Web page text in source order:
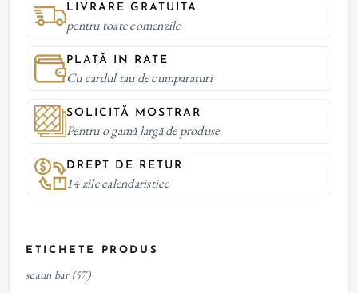
LIVRARE GRATUITA
pentru toate comenzile
PLATĂ IN RATE
Cu cardul tau de cumparaturi
SOLICITĂ MOSTRAR
Pentru o gamă largă de produse
DREPT DE RETUR
14 zile calendaristice
ETICHETE PRODUS
scaun bar (57)